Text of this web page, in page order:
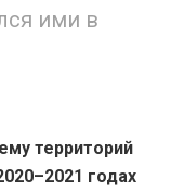
ими в
территорий
годах